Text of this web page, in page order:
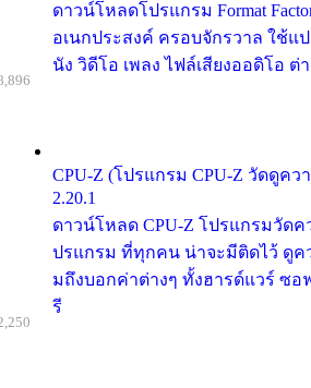
ดาวน์โหลดโปรแกรม Format
อเนกประสงค์ ครอบจักรวาล ใช้แ
นัง วิดีโอ เพลง ไฟล์เสียงออดิโอ ต่า
CPU-Z (โปรแกรม CPU-Z วัดดูคว
2.20.1
ดาวน์โหลด CPU-Z โปรแกรมวัดค
ปรแกรม ที่ทุกคน น่าจะมีติดไว้ ดูคว
มถึงบอกค่าต่างๆ ทั้งฮารด์แวร์ ซอ
รี